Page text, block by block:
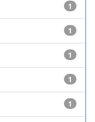
1
1
1
1
1